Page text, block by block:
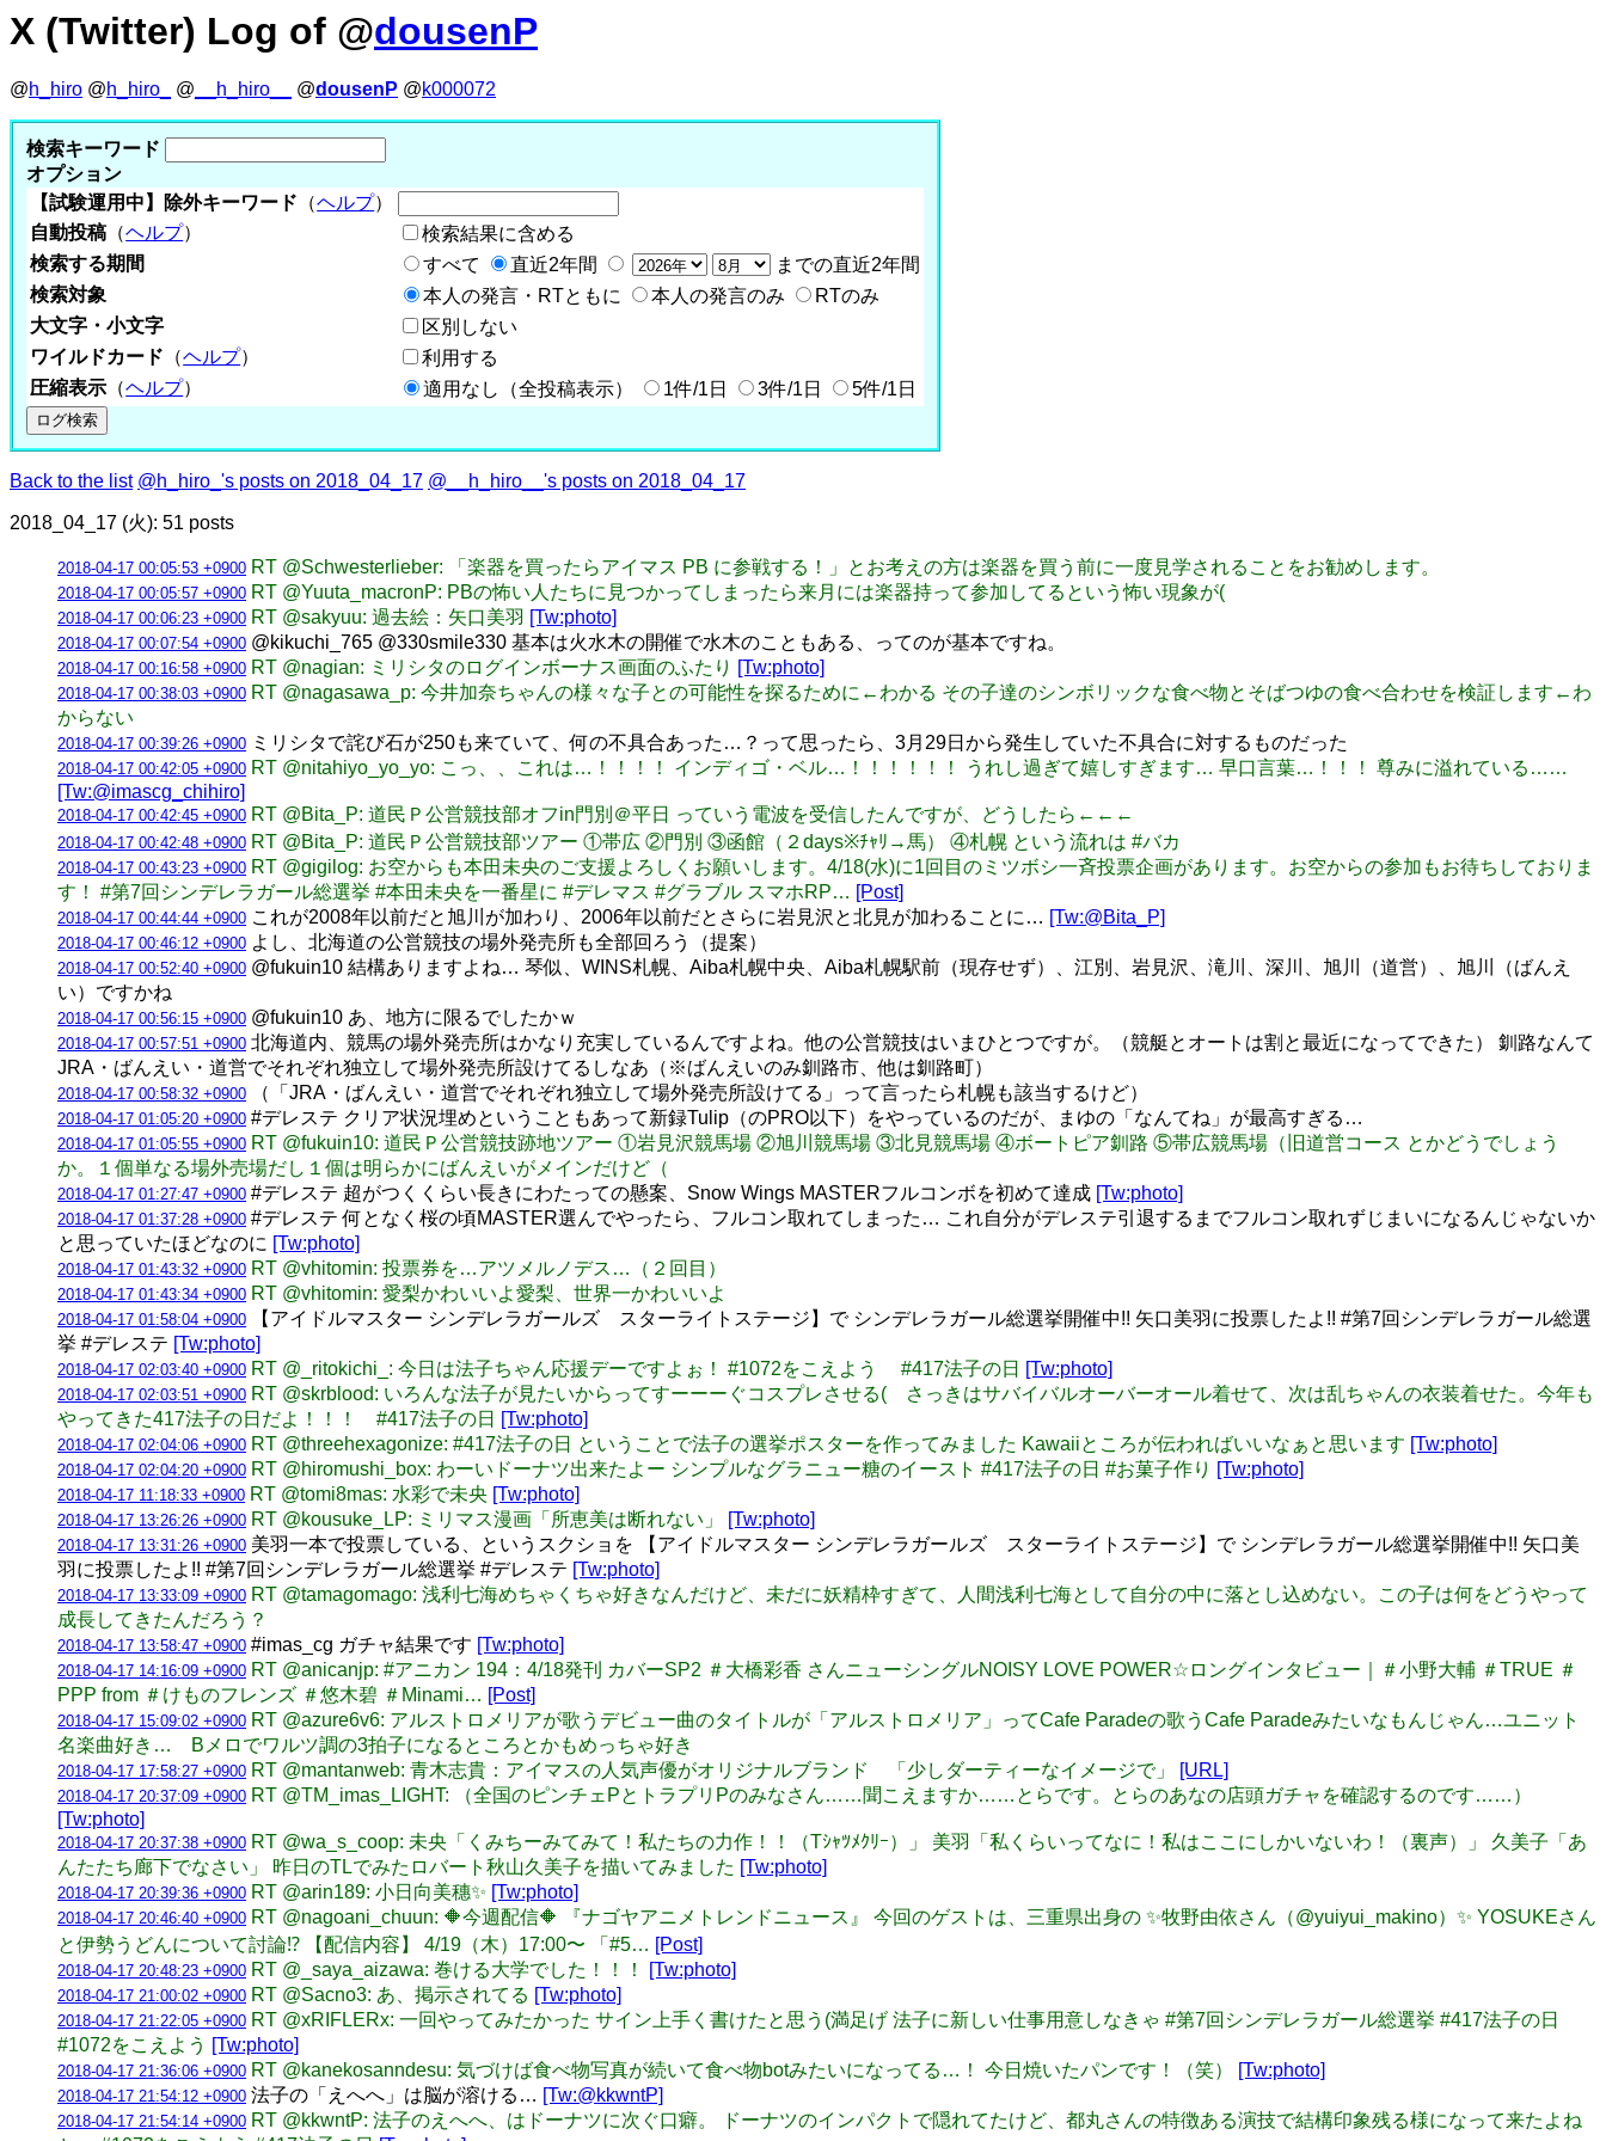
X (Twitter) Log of @dousenP
@h_hiro @h_hiro_ @ __h_hiro__ @dousenP @k000072
検索キーワード
オプション
【試験運用中】除外キーワード （ヘルプ）
自動投稿 （ヘルプ）
検索結果に含める
検索する期間
すべて 直近2年間
までの直近2年間
検索対象
本人の発言・RTともに 本人の発言のみ
RTのみ
大文字・小文字
区別しない
ワイルドカード （ヘルプ）
利用する
圧縮表示 （ヘルプ） 適用なし（全投稿表示） 1件/1日 3件/1日 5件/1日
Back to the list @h_hiro_'s posts on 2018_04_17 @__h_hiro__'s posts on 2018_04_17
2018_04_17 (火): 51 posts
2018-04-17 00:05:53 +0900 RT @Schwesterlieber: 「楽器を買ったらアイマス PB に参戦する！」とお考えの方は楽器を買う前に一度見学されることをお勧めします。
2018-04-17 00:05:57 +0900 RT @Yuuta_macronP: PBの怖い人たちに見つかってしまったら来月には楽器持って参加してるという怖い現象が(
2018-04-17 00:06:23 +0900 RT @sakyuu: 過去絵：矢口美羽 [Tw:photo]
2018-04-17 00:07:54 +0900 @kikuchi_765 @330smile330 基本は火水木の開催で水木のこともある、ってのが基本ですね。
2018-04-17 00:16:58 +0900 RT @nagian: ミリシタのログインボーナス画面のふたり [Tw:photo]
2018-04-17 00:38:03 +0900 RT @nagasawa_p: 今井加奈ちゃんの様々な子との可能性を探るために←わかる その子達のシンボリックな食べ物とそばつゆの食べ合わせを検証します←わ
からない
2018-04-17 00:39:26 +0900 ミリシタで詫び石が250も来ていて、何の不具合あった…？って思ったら、3月29日から発生していた不具合に対するものだった
2018-04-17 00:42:05 +0900 RT @nitahiyo_yo_yo: こっ、、これは…！！！！ インディゴ・ベル…！！！！！！ うれし過ぎて嬉しすぎます… 早口言葉…！！！ 尊みに溢れている……
[Tw:@imascg_chihiro]
2018-04-17 00:42:45 +0900 RT @Bita_P: 道民Ｐ公営競技部オフin門別＠平日 っていう電波を受信したんですが、どうしたら←←←
2018-04-17 00:42:48 +0900 RT @Bita_P: 道民Ｐ公営競技部ツアー ①帯広 ②門別 ③函館（２days※ﾁｬﾘ→馬） ④札幌 という流れは #バカ
2018-04-17 00:43:23 +0900 RT @gigilog: お空からも本田未央のご支援よろしくお願いします。4/18(水)に1回目のミツボシ一斉投票企画があります。お空からの参加もお待ちしておりま
す！ #第7回シンデレラガール総選挙 #本田未央を一番星に #デレマス #グラブル スマホRP… [Post]
2018-04-17 00:44:44 +0900 これが2008年以前だと旭川が加わり、2006年以前だとさらに岩見沢と北見が加わることに… [Tw:@Bita_P]
2018-04-17 00:46:12 +0900 よし、北海道の公営競技の場外発売所も全部回ろう（提案）
2018-04-17 00:52:40 +0900 @fukuin10 結構ありますよね… 琴似、WINS札幌、Aiba札幌中央、Aiba札幌駅前（現存せず）、江別、岩見沢、滝川、深川、旭川（道営）、旭川（ばんえ
い）ですかね
2018-04-17 00:56:15 +0900 @fukuin10 あ、地方に限るでしたかｗ
2018-04-17 00:57:51 +0900 北海道内、競馬の場外発売所はかなり充実しているんですよね。他の公営競技はいまひとつですが。（競艇とオートは割と最近になってできた） 釧路なんて
JRA・ばんえい・道営でそれぞれ独立して場外発売所設けてるしなあ（※ばんえいのみ釧路市、他は釧路町）
2018-04-17 00:58:32 +0900 （「JRA・ばんえい・道営でそれぞれ独立して場外発売所設けてる」って言ったら札幌も該当するけど）
2018-04-17 01:05:20 +0900 #デレステ クリア状況埋めということもあって新録Tulip（のPRO以下）をやっているのだが、まゆの「なんてね」が最高すぎる…
2018-04-17 01:05:55 +0900 RT @fukuin10: 道民Ｐ公営競技跡地ツアー ①岩見沢競馬場 ②旭川競馬場 ③北見競馬場 ④ボートピア釧路 ⑤帯広競馬場（旧道営コース とかどうでしょう
か。１個単なる場外売場だし１個は明らかにばんえいがメインだけど（
2018-04-17 01:27:47 +0900 #デレステ 超がつくくらい長きにわたっての懸案、Snow Wings MASTERフルコンボを初めて達成 [Tw:photo]
2018-04-17 01:37:28 +0900 #デレステ 何となく桜の頃MASTER選んでやったら、フルコン取れてしまった… これ自分がデレステ引退するまでフルコン取れずじまいになるんじゃないか
と思っていたほどなのに [Tw:photo]
2018-04-17 01:43:32 +0900 RT @vhitomin: 投票券を…アツメルノデス…（２回目）
2018-04-17 01:43:34 +0900 RT @vhitomin: 愛梨かわいいよ愛梨、世界一かわいいよ
2018-04-17 01:58:04 +0900 【アイドルマスター シンデレラガールズ スターライトステージ】で シンデレラガール総選挙開催中!! 矢口美羽に投票したよ!! #第7回シンデレラガール総選
挙 #デレステ [Tw:photo]
2018-04-17 02:03:40 +0900 RT @_ritokichi_: 今日は法子ちゃん応援デーですよぉ！ #1072をこえよう #417法子の日 [Tw:photo]
2018-04-17 02:03:51 +0900 RT @skrblood: いろんな法子が見たいからってすーーーぐコスプレさせる( さっきはサバイバルオーバーオール着せて、次は乱ちゃんの衣装着せた。今年も
やってきた417法子の日だよ！！！ #417法子の日 [Tw:photo]
2018-04-17 02:04:06 +0900 RT @threehexagonize: #417法子の日 ということで法子の選挙ポスターを作ってみました Kawaiiところが伝わればいいなぁと思います [Tw:photo]
2018-04-17 02:04:20 +0900 RT @hiromushi_box: わーいドーナツ出来たよー シンプルなグラニュー糖のイースト #417法子の日 #お菓子作り [Tw:photo]
2018-04-17 11:18:33 +0900 RT @tomi8mas: 水彩で未央 [Tw:photo]
2018-04-17 13:26:26 +0900 RT @kousuke_LP: ミリマス漫画「所恵美は断れない」 [Tw:photo]
2018-04-17 13:31:26 +0900 美羽一本で投票している、というスクショを 【アイドルマスター シンデレラガールズ スターライトステージ】で シンデレラガール総選挙開催中!! 矢口美
羽に投票したよ!! #第7回シンデレラガール総選挙 #デレステ [Tw:photo]
2018-04-17 13:33:09 +0900 RT @tamagomago: 浅利七海めちゃくちゃ好きなんだけど、未だに妖精枠すぎて、人間浅利七海として自分の中に落とし込めない。この子は何をどうやって
成長してきたんだろう？
2018-04-17 13:58:47 +0900 #imas_cg ガチャ結果です [Tw:photo]
2018-04-17 14:16:09 +0900 RT @anicanjp: #アニカン 194：4/18発刊 カバーSP2 ＃大橋彩香 さんニューシングルNOISY LOVE POWER☆ロングインタビュー｜＃小野大輔 ＃TRUE ＃
PPP from ＃けものフレンズ ＃悠木碧 ＃Minami… [Post]
2018-04-17 15:09:02 +0900 RT @azure6v6: アルストロメリアが歌うデビュー曲のタイトルが「アルストロメリア」ってCafe Paradeの歌うCafe Paradeみたいなもんじゃん…ユニット
名楽曲好き… Bメロでワルツ調の3拍子になるところとかもめっちゃ好き
2018-04-17 17:58:27 +0900 RT @mantanweb: 青木志貴：アイマスの人気声優がオリジナルブランド 「少しダーティーなイメージで」 [URL]
2018-04-17 20:37:09 +0900 RT @TM_imas_LIGHT: （全国のピンチェPとトラプリPのみなさん……聞こえますか……とらです。とらのあなの店頭ガチャを確認するのです……）
[Tw:photo]
2018-04-17 20:37:38 +0900 RT @wa_s_coop: 未央「くみちーみてみて！私たちの力作！！（Tｼｬﾂﾒｸﾘｰ）」 美羽「私くらいってなに！私はここにしかいないわ！（裏声）」 久美子「あ
んたたち廊下でなさい」 昨日のTLでみたロバート秋山久美子を描いてみました [Tw:photo]
2018-04-17 20:39:36 +0900 RT @arin189: 小日向美穗✨ [Tw:photo]
2018-04-17 20:46:40 +0900 RT @nagoani_chuun: 🔶今週配信🔶 『ナゴヤアニメトレンドニュース』 今回のゲストは、三重県出身の ✨牧野由依さん（@yuiyui_makino）✨ YOSUKEさん
と伊勢うどんについて討論⁉️ 【配信内容】 4/19（木）17:00〜 「#5… [Post]
2018-04-17 20:48:23 +0900 RT @_saya_aizawa: 巻ける大学でした！！！ [Tw:photo]
2018-04-17 21:00:02 +0900 RT @Sacno3: あ、掲示されてる [Tw:photo]
2018-04-17 21:22:05 +0900 RT @xRIFLERx: 一回やってみたかった サイン上手く書けたと思う(満足げ 法子に新しい仕事用意しなきゃ #第7回シンデレラガール総選挙 #417法子の日
#1072をこえよう [Tw:photo]
2018-04-17 21:36:06 +0900 RT @kanekosanndesu: 気づけば食べ物写真が続いて食べ物botみたいになってる…！ 今日焼いたパンです！（笑） [Tw:photo]
2018-04-17 21:54:12 +0900 法子の「えへへ」は脳が溶ける… [Tw:@kkwntP]
2018-04-17 21:54:14 +0900 RT @kkwntP: 法子のえへへ、はドーナツに次ぐ口癖。 ドーナツのインパクトで隠れてたけど、都丸さんの特徴ある演技で結構印象残る様になって来たよね